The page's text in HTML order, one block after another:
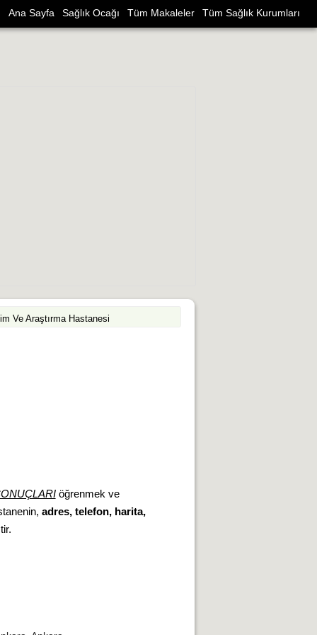
Ana Sayfa Sağlık Ocağı Tüm Makaleler Tüm Sağlık Kurumları
Ve Araştırma Hastanesi
öğrenmek ve
adres, telefon, harita,